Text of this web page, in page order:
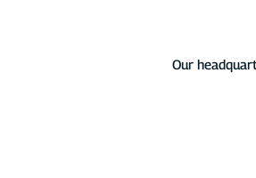
Our